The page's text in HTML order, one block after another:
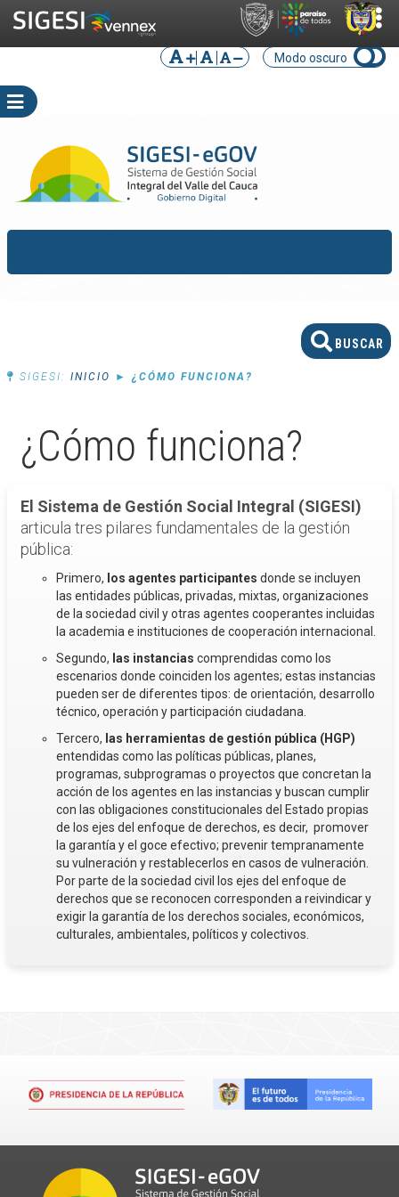
Modo oscuro
SIGESI: INICIO ► ¿CÓMO FUNCIONA?
¿Cómo funciona?
El Sistema de Gestión Social Integral (SIGESI)
articula tres pilares fundamentales de la gestión
pública:
Primero, los agentes participantes donde se incluyen
las entidades públicas, privadas, mixtas, organizaciones
de la sociedad civil y otras agentes cooperantes incluidas
la academia e instituciones de cooperación internacional.
Segundo, las instancias comprendidas como los
escenarios donde coinciden los agentes; estas instancias
pueden ser de diferentes tipos: de orientación, desarrollo
técnico, operación y participación ciudadana.
Tercero, las herramientas de gestión pública (HGP)
entendidas como las políticas públicas, planes,
programas, subprogramas o proyectos que concretan la
acción de los agentes en las instancias y buscan cumplir
con las obligaciones constitucionales del Estado propias
de los ejes del enfoque de derechos, es decir, promover
la garantía y el goce efectivo; prevenir tempranamente
su vulneración y restablecerlos en casos de vulneración.
Por parte de la sociedad civil los ejes del enfoque de
derechos que se reconocen corresponden a reivindicar y
exigir la garantía de los derechos sociales, económicos,
culturales, ambientales, políticos y colectivos.